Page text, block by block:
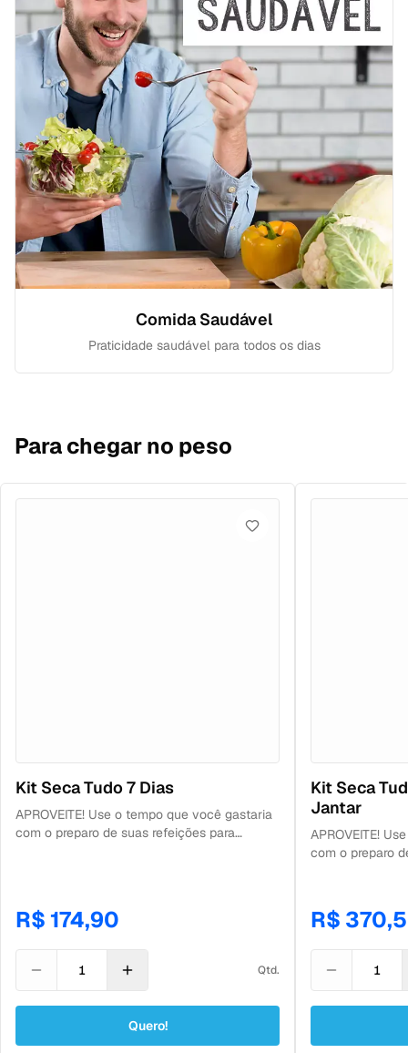
Comida Saudável
Praticidade saudável para todos os dias
Para chegar no peso
Kit Seca Tudo 7 Dias
APROVEITE! Use o tempo que você gastaria
com o preparo de suas refeições para
R$ 174,90
Qtd.
Quero!
Kit Seca Tudo 7
Jantar
APROVEITE!
com o preparo
e 7 para o jantar.
R$